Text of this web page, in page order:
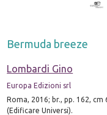
Bermuda breeze
Lombardi Gino
Europa Edizioni srl
Roma, 2016; br., pp. 162, cm
(Edificare Universi).